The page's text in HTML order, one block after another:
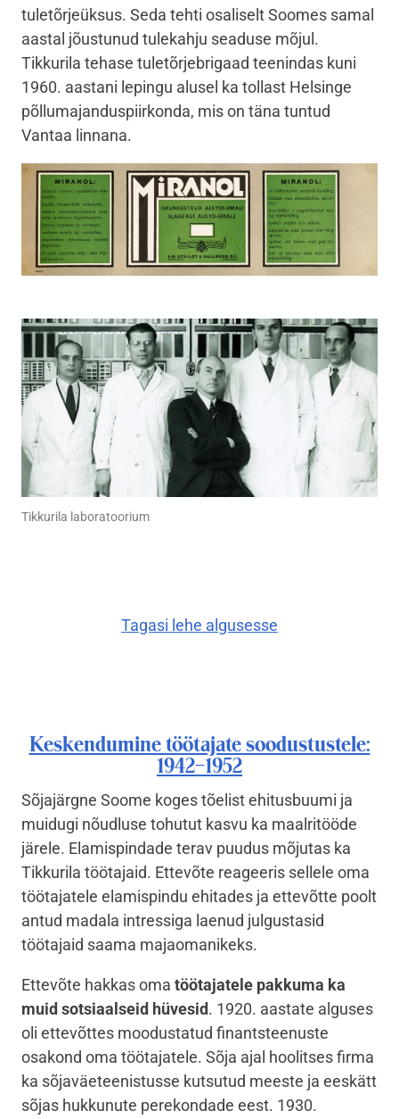
tuletõrjeüksus. Seda tehti osaliselt Soomes samal
aastal jõustunud tulekahju seaduse mõjul.
Tikkurila tehase tuletõrjebrigaad teenindas kuni
1960. aastani lepingu alusel ka tollast Helsinge
põllumajanduspiirkonda, mis on täna tuntud
Vantaa linnana.
Tikkurila laboratoorium
Tagasi lehe algusesse
Keskendumine töötajate soodustustele:
1942–1952
Sõjajärgne Soome koges tõelist ehitusbuumi ja
muidugi nõudluse tohutut kasvu ka maalritööde
järele. Elamispindade terav puudus mõjutas ka
Tikkurila töötajaid. Ettevõte reageeris sellele oma
töötajatele elamispindu ehitades ja ettevõtte poolt
antud madala intressiga laenud julgustasid
töötajaid saama majaomanikeks.
Ettevõte hakkas oma töötajatele pakkuma ka
muid sotsiaalseid hüvesid. 1920. aastate alguses
oli ettevõttes moodustatud finantsteenuste
osakond oma töötajatele. Sõja ajal hoolitses firma
ka sõjaväeteenistusse kutsutud meeste ja eeskätt
sõjas hukkunute perekondade eest. 1930.